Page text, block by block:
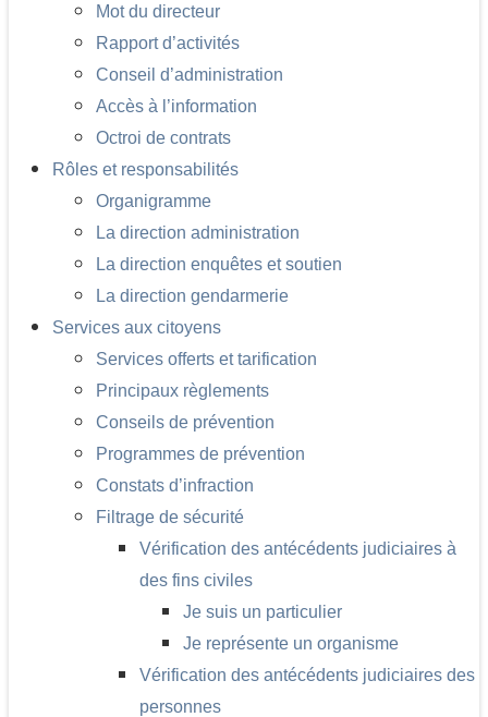
Mot du directeur
Rapport d’activités
Conseil d’administration
Accès à l’information
Octroi de contrats
Rôles et responsabilités
Organigramme
La direction administration
La direction enquêtes et soutien
La direction gendarmerie
Services aux citoyens
Services offerts et tarification
Principaux règlements
Conseils de prévention
Programmes de prévention
Constats d’infraction
Filtrage de sécurité
Vérification des antécédents judiciaires à
des fins civiles
Je suis un particulier
Je représente un organisme
Vérification des antécédents judiciaires des
personnes